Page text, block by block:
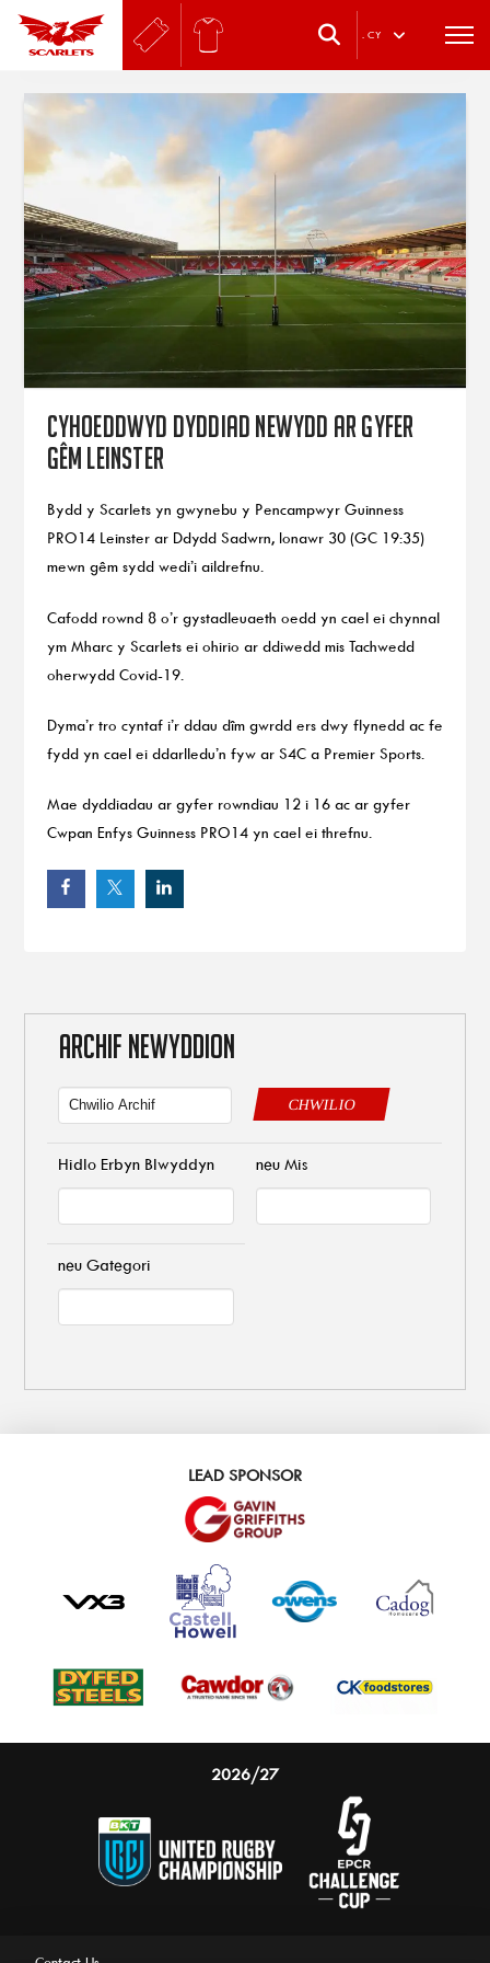
. CY
Cyhoeddwyd dyddiad newydd ar gyfer
gêm Leinster
Bydd y Scarlets yn gwynebu y Pencampwyr Guinness
PRO14 Leinster ar Ddydd Sadwrn, Ionawr 30 (GC 19:35)
mewn gêm sydd wedi’i aildrefnu.
Cafodd rownd 8 o’r gystadleuaeth oedd yn cael ei chynnal
ym Mharc y Scarlets ei ohirio ar ddiwedd mis Tachwedd
oherwydd Covid-19.
Dyma’r tro cyntaf i’r ddau dîm gwrdd ers dwy flynedd ac fe
fydd yn cael ei ddarlledu’n fyw ar S4C a Premier Sports.
Mae dyddiadau ar gyfer rowndiau 12 i 16 ac ar gyfer
Cwpan Enfys Guinness PRO14 yn cael ei threfnu.
ARCHIF NEWYDDION
CHWILIO
Hidlo Erbyn Blwyddyn neu Mis
neu Gategori
LEAD SPONSOR
2026/27